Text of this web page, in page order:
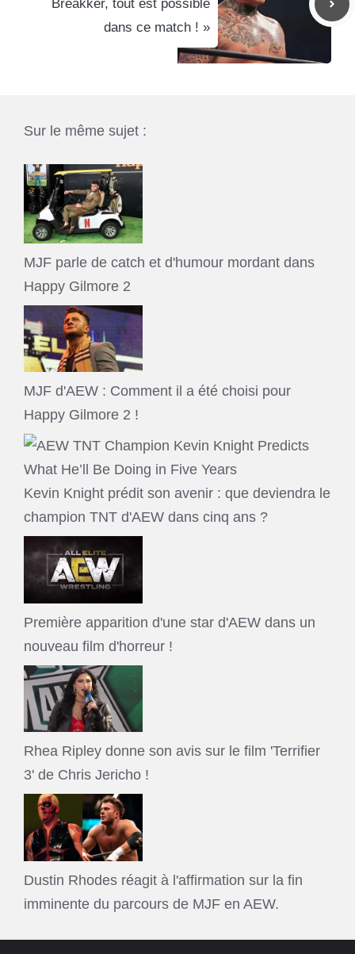
Breakker, tout est possible
dans ce match ! »
Sur le même sujet :
MJF parle de catch et d'humour mordant dans
Happy Gilmore 2
MJF d'AEW : Comment il a été choisi pour
Happy Gilmore 2 !
Kevin Knight prédit son avenir : que deviendra le
champion TNT d'AEW dans cinq ans ?
Première apparition d'une star d'AEW dans un
nouveau film d'horreur !
Rhea Ripley donne son avis sur le film 'Terrifier
3' de Chris Jericho !
Dustin Rhodes réagit à l'affirmation sur la fin
imminente du parcours de MJF en AEW.